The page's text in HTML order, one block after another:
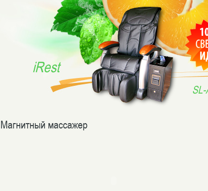
iRest
Магнитный массажер